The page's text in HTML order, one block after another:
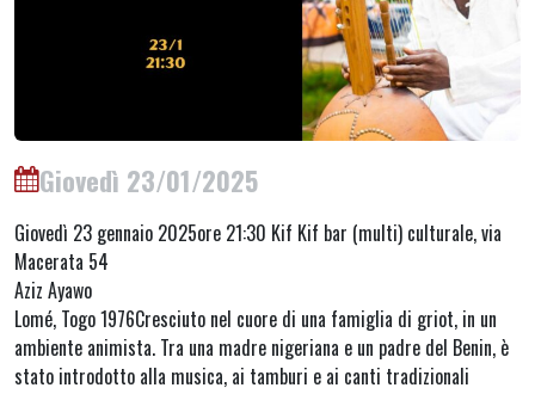
Giovedì 23/01/2025
Giovedì 23 gennaio 2025ore 21:30 Kif Kif bar (multi) culturale, via
Macerata 54
Aziz Ayawo
Lomé, Togo 1976Cresciuto nel cuore di una famiglia di griot, in un
ambiente animista. Tra una madre nigeriana e un padre del Benin, è
stato introdotto alla musica, ai tamburi e ai canti tradizionali